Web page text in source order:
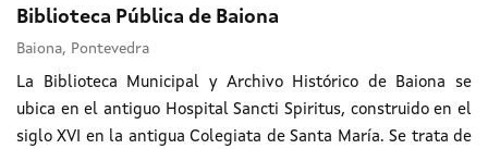
Biblioteca Pública de Baiona
Baiona, Pontevedra
La Biblioteca Municipal y Archivo Histórico de Baiona se
ubica en el antiguo Hospital Sancti Spiritus, construido en el
siglo XVI en la antigua Colegiata de Santa María. Se trata de